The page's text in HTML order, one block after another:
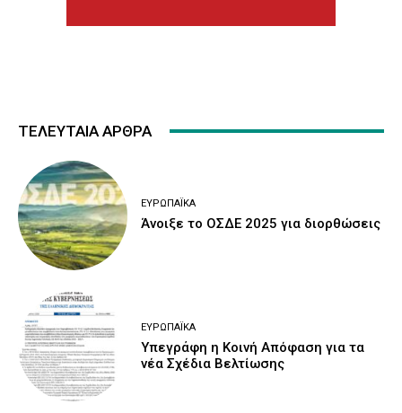
ΤΕΛΕΥΤΑΙΑ ΑΡΘΡΑ
ΕΥΡΩΠΑΪΚΆ
Άνοιξε το ΟΣΔΕ 2025 για διορθώσεις
ΕΥΡΩΠΑΪΚΆ
Υπεγράφη η Κοινή Απόφαση για τα
νέα Σχέδια Βελτίωσης